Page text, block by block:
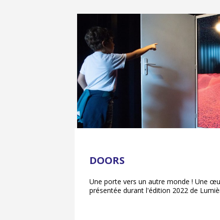
DOORS
Une porte vers un autre monde ! Une
présentée durant l'édition 2022 de